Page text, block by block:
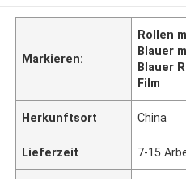
Markieren:
Rollen
Blauer
Blauer
Film
Herkunftsort China
Lieferzeit 7-15